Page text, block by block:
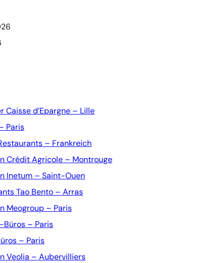
Caisse d’Epargne – Lille
Paris
– Frankreich
Crédit Agricole – Montrouge
Inetum – Saint-Ouen
Tao Bento – Arras
Meogroup – Paris
Büros – Paris
– Paris
Veolia – Aubervilliers